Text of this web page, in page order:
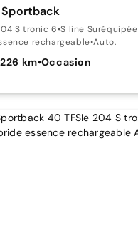
S tronic 6•S line Suréquipée
rechargeable•Auto.
km•Occasion